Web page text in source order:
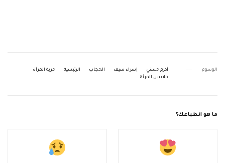
الوسوم أكرم حسني إسراء سيف الحجاب الرئيسية
حرية المرأة
ملابس المرأة
ما هو انطباعك؟